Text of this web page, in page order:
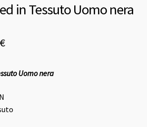
in Tessuto Uomo nera
€Il
attuale
34,00 €.
Uomo nera